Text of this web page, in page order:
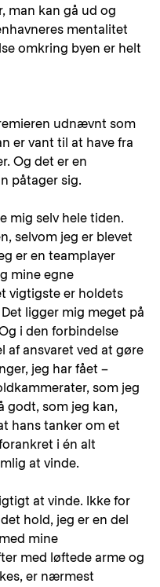
man kan gå ud og
mentalitet
omkring byen er helt
udnævnt som
er vant til at have fra
Og det er en
påtager sig.
mig selv hele tiden.
selvom jeg er blevet
er en teamplayer
mine egne
vigtigste er holdets
ligger mig meget på
i den forbindelse
af ansvaret ved at gøre
jeg har fået –
som jeg
godt, som jeg kan,
hans tanker om et
i én alt
at vinde.
at vinde. Ikke for
hold, jeg er en del
mine
med løftede arme og
er nærmest